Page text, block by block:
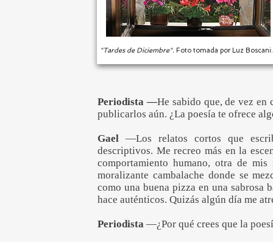
"Tardes de Diciembre". Foto tomada por Luz Boscani.
Periodista —He sabido que, de vez en
publicarlos aún. ¿La poesía te ofrece
Gael—Los relatos cortos que
descriptivos. Me recreo más en la
comportamiento humano, otra de
moralizante cambalache donde se
como una buena pizza en una sabrosa
hace auténticos. Quizás algún día me
Periodista —¿Por qué crees que la